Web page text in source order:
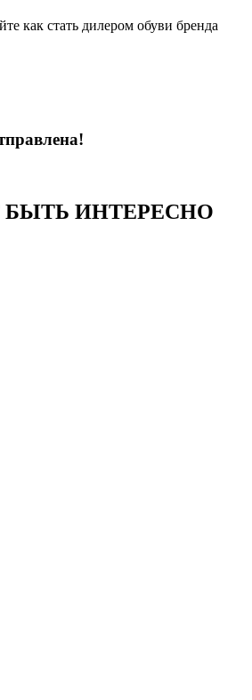
как стать дилером обуви бренда
ИНТЕРЕСНО